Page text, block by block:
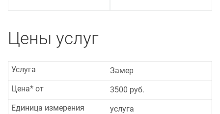
Цены услуг
Замер
Услуга
3500 руб.
Цена* от
услуга
Единица измерения